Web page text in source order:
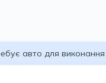
авто для